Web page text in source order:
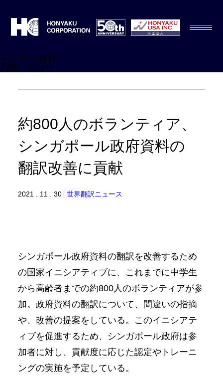
セミナー/資料
お問い合わせ
約800人のボランティア、
シンガポール政府資料の
翻訳改善に貢献
2021 . 11 . 30 世界翻訳ニュース
シンガポール政府資料の翻訳を改善するため
の国家イニシアティブに、これまでに中学生
から高齢者までの約800人のボランティアが参
加。政府資料の翻訳について、間違いの指摘
や、改善の提案をしている。このイニシアテ
ィブを促進するため、シンガポール政府は参
加者に対し、貢献度に応じた認定やトレーニ
ングの実施を予定している。